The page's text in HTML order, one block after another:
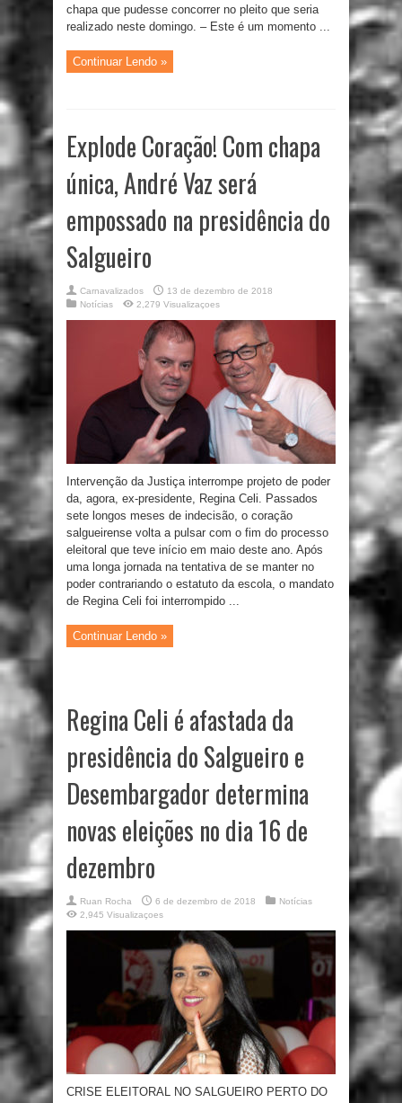
chapa que pudesse concorrer no pleito que seria
realizado neste domingo. – Este é um momento ...
Continuar Lendo »
Explode Coração! Com chapa
única, André Vaz será
empossado na presidência do
Salgueiro
Carnavalizados
13 de dezembro de 2018
Notícias
2,279 Visualizaçoes
Intervenção da Justiça interrompe projeto de poder
da, agora, ex-presidente, Regina Celi. Passados
sete longos meses de indecisão, o coração
salgueirense volta a pulsar com o fim do processo
eleitoral que teve início em maio deste ano. Após
uma longa jornada na tentativa de se manter no
poder contrariando o estatuto da escola, o mandato
de Regina Celi foi interrompido ...
Continuar Lendo »
Regina Celi é afastada da
presidência do Salgueiro e
Desembargador determina
novas eleições no dia 16 de
dezembro
Ruan Rocha 6 de dezembro de 2018
Notícias
2,945 Visualizaçoes
CRISE ELEITORAL NO SALGUEIRO PERTO DO